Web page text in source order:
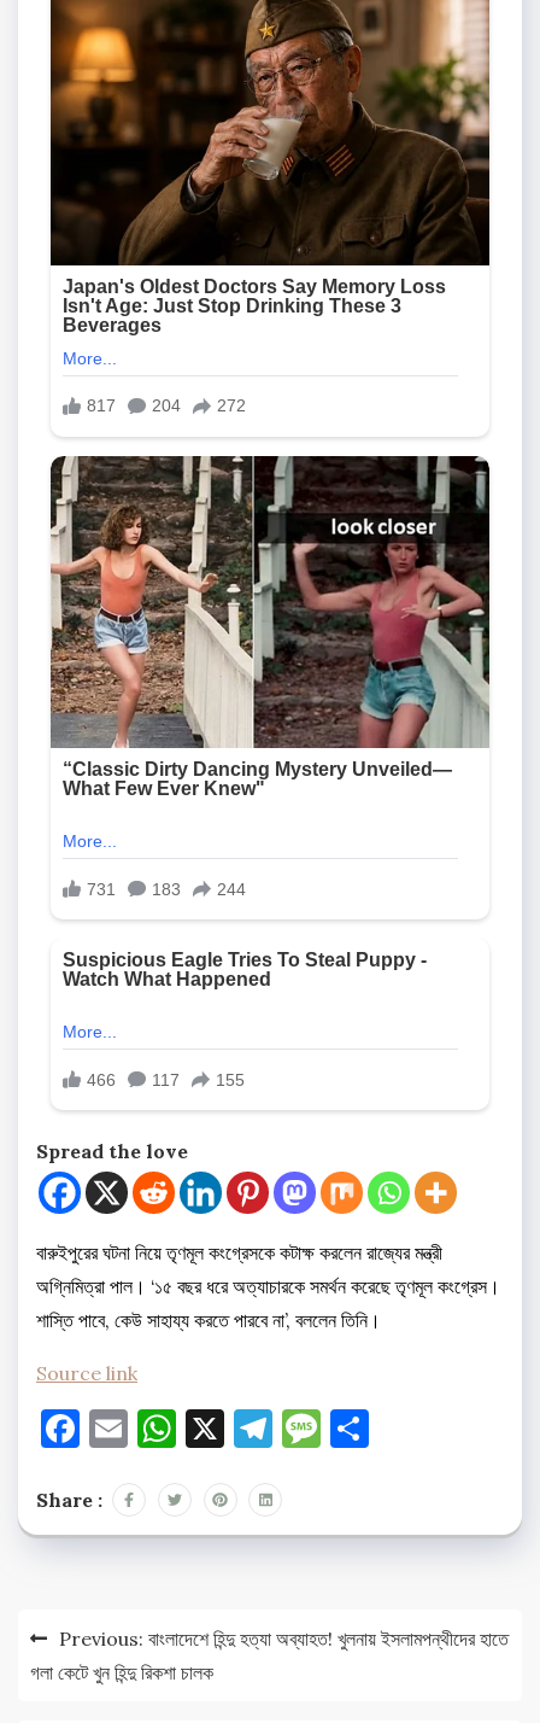
Spread the love
বারুইপুরের ঘটনা নিয়ে তৃণমূল কংগ্রেসকে কটাক্ষ করলেন রাজ্যের মন্ত্রী
অগ্নিমিত্রা পাল। ‘১৫ বছর ধরে অত্যাচারকে সমর্থন করেছে তৃণমূল কংগ্রেস।
শাস্তি পাবে, কেউ সাহায্য করতে পারবে না’, বললেন তিনি।
Source link
Facebook
EmailWhatsApp
X Telegram
Message
Share :
Post
navigation
Previous: বাংলাদেশে হিন্দু হত্যা অব্যাহত! খুলনায় ইসলামপন্থীদের হাতে
গলা কেটে খুন হিন্দু রিকশা চালক